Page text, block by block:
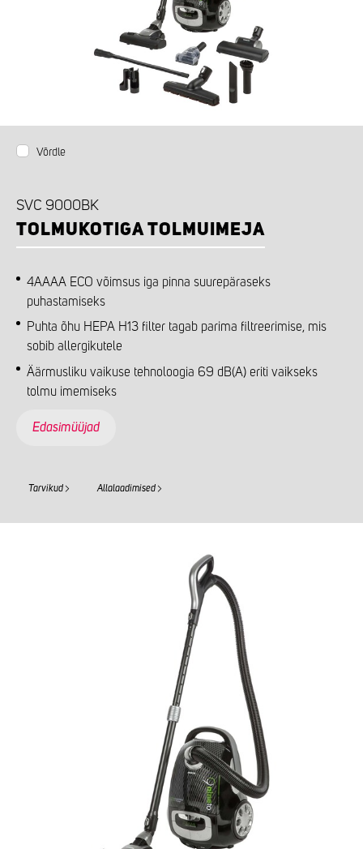
Võrdle
SVC 9000BK
TOLMUKOTIGA TOLMUIMEJA
4AAAA ECO võimsus iga pinna suurepäraseks
puhastamiseks
Puhta õhu HEPA H13 filter tagab parima filtreerimise, mis
sobib allergikutele
Äärmusliku vaikuse tehnoloogia 69 dB(A) eriti vaikseks
tolmu imemiseks
Edasimüüjad
Tarvikud Allalaadimised